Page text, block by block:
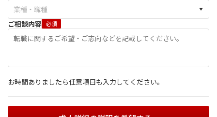
ご相談内容 必須
お時間ありましたら任意項目も入力してください。